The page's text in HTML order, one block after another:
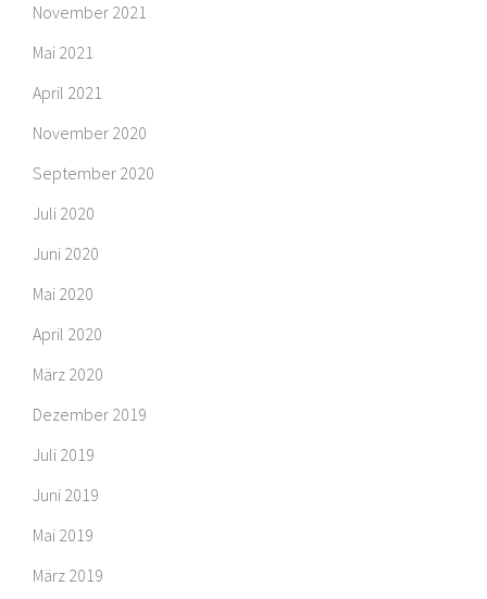
November 2021
Mai 2021
April 2021
November 2020
September 2020
Juli 2020
Juni 2020
Mai 2020
April 2020
März 2020
Dezember 2019
Juli 2019
Juni 2019
Mai 2019
März 2019